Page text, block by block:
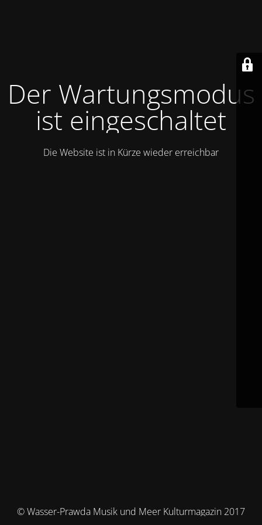
Der Wartungsmodus
ist eingeschaltet
Die Website ist in Kürze wieder erreichbar
© Wasser-Prawda Musik und Meer Kulturmagazin 2017